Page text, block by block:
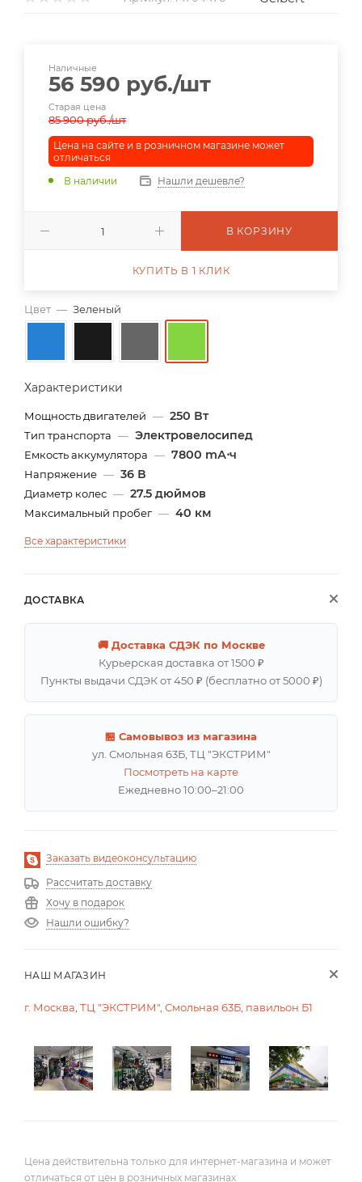
Цвет — Зеленый
Характеристики
Мощность двигателей — 250 Вт
Тип транспорта — Электровелосипед
Емкость аккумулятора — 7800 mА⋅ч
Напряжение — 36 В
Диаметр колес — 27.5 дюймов
Максимальный пробег — 40 км
Все характеристики
ДОСТАВКА
🚚 Доставка СДЭК по Москве
Курьерская доставка от 1500 ₽
Пункты выдачи СДЭК от 450 ₽ (бесплатно от 5000 ₽)
🏪 Самовывоз из магазина
ул. Смольная 63Б, ТЦ "ЭКСТРИМ"
Посмотреть на карте
Ежедневно 10:00–21:00
Заказать видеоконсультацию
Рассчитать доставку
Хочу в подарок
Нашли ошибку?
НАШ МАГАЗИН
г. Москва, ТЦ "ЭКСТРИМ", Смольная 63Б, павильон Б1
Наличные
56 590 руб./шт
Старая цена
85 900руб./шт
Цена на сайте и в розничном магазине может
отличаться
В наличии
Нашли дешевле?
В КОРЗИНУ
КУПИТЬ В 1 КЛИК
Цена действительна только для интернет-магазина и может
отличаться от цен в розничных магазинах